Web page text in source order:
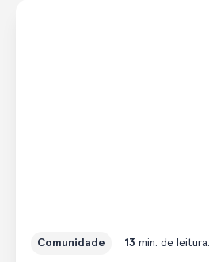
Comunidade 13 min. de leitura.